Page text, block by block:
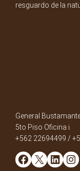
resguardo de la
General
5to Piso Oficina i.
+562 22694499 /